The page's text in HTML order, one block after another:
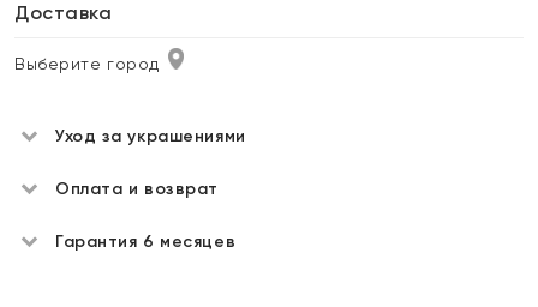
Доставка
Выберите город
Уход за украшениями
Оплата и возврат
Гарантия 6 месяцев